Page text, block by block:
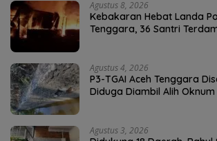
Agustus 8, 2026
Kebakaran Hebat Landa
Tenggara, 36 Santri
Agustus 4, 2026
P3-TGAI Aceh Tenggara
Diduga Diambil Alih Oknum
Agustus 3, 2026